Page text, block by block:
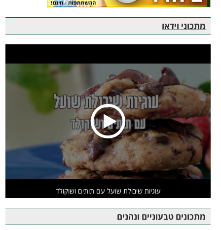
מתכוני וידאו
עוגיות שיבולת שועל עם תותים ושוקולד
מתכונים טבעוניים ונהנים